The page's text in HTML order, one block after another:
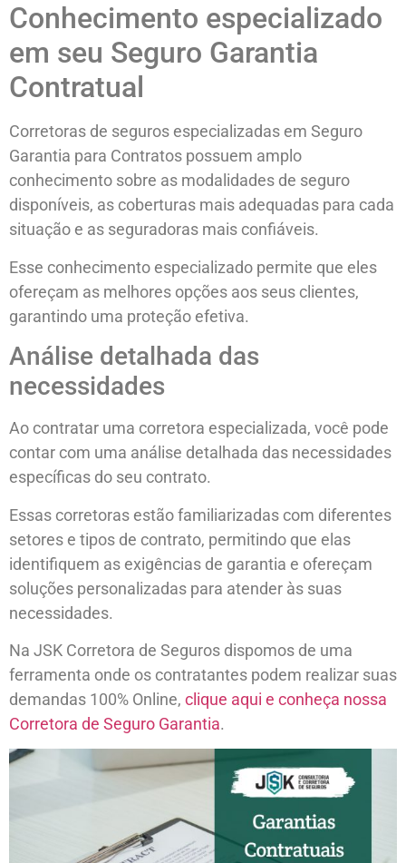
Conhecimento especializado
em seu Seguro Garantia
Contratual
Corretoras de seguros especializadas em Seguro
Garantia para Contratos possuem amplo
conhecimento sobre as modalidades de seguro
disponíveis, as coberturas mais adequadas para cada
situação e as seguradoras mais confiáveis.
Esse conhecimento especializado permite que eles
ofereçam as melhores opções aos seus clientes,
garantindo uma proteção efetiva.
Análise detalhada das
necessidades
Ao contratar uma corretora especializada, você pode
contar com uma análise detalhada das necessidades
específicas do seu contrato.
Essas corretoras estão familiarizadas com diferentes
setores e tipos de contrato, permitindo que elas
identifiquem as exigências de garantia e ofereçam
soluções personalizadas para atender às suas
necessidades.
Na JSK Corretora de Seguros dispomos de uma
ferramenta onde os contratantes podem realizar suas
demandas 100% Online, clique aqui e conheça nossa
Corretora de Seguro Garantia.